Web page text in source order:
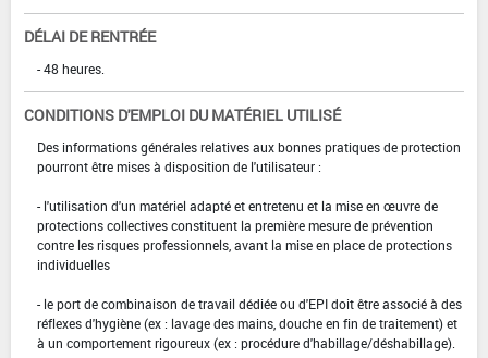
DÉLAI DE RENTRÉE
- 48 heures.
CONDITIONS D'EMPLOI DU MATÉRIEL UTILISÉ
Des informations générales relatives aux bonnes pratiques de protection
pourront être mises à disposition de l'utilisateur :
- l'utilisation d'un matériel adapté et entretenu et la mise en œuvre de
protections collectives constituent la première mesure de prévention
contre les risques professionnels, avant la mise en place de protections
individuelles
- le port de combinaison de travail dédiée ou d'EPI doit être associé à des
réflexes d'hygiène (ex : lavage des mains, douche en fin de traitement) et
à un comportement rigoureux (ex : procédure d'habillage/déshabillage).